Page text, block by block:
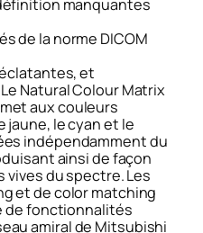
manquantes
de la norme DICOM
et
Natural Colour Matrix
aux couleurs
jaune, le cyan et le
indépendamment du
ainsi de façon
du spectre. Les
et de color matching
de fonctionnalités
amiral de Mitsubishi